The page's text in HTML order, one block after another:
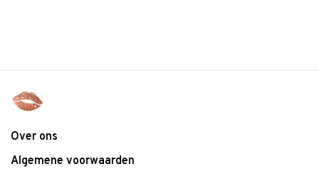
Over ons
Algemene voorwaarden